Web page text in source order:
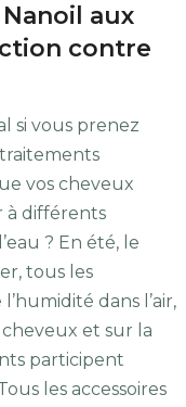
aux
contre
si vous prenez
traitements
vos cheveux
à différents
? En été, le
tous les
dans l’air,
et sur la
participent
les accessoires